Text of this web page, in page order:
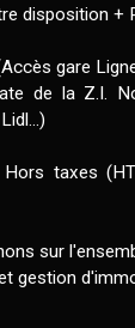
disposition +
gare
de la Z.I.
taxes
sur
gestion